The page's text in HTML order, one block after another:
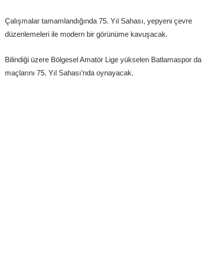
Çalışmalar tamamlandığında 75. Yıl Sahası, yepyeni çevre
düzenlemeleri ile modern bir görünüme kavuşacak.
Bilindiği üzere Bölgesel Amatör Lige yükselen Batlamaspor da
maçlarını 75. Yıl Sahası’nda oynayacak.